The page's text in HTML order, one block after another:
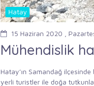
Hatay
15 Haziran 2020 ,
Mühendislik
Hatay’ın Samandağ ilçesinde
yerli turistler ile doğa